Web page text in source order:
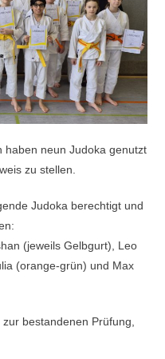
haben neun Judoka genutzt
zu stellen.
Judoka berechtigt und
(jeweils Gelbgurt), Leo
(orange-grün) und Max
bestandenen Prüfung,